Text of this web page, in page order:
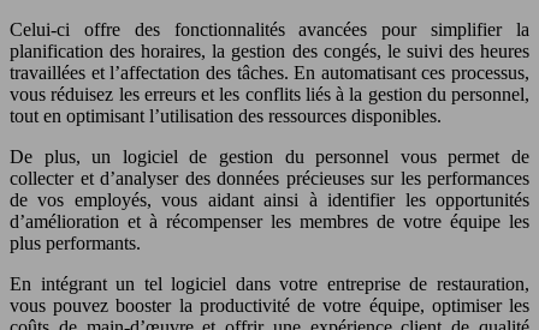
Celui-ci offre des fonctionnalités avancées pour simplifier la
planification des horaires, la gestion des congés, le suivi des heures
travaillées et l’affectation des tâches. En automatisant ces processus,
vous réduisez les erreurs et les conflits liés à la gestion du personnel,
tout en optimisant l’utilisation des ressources disponibles.
De plus, un logiciel de gestion du personnel vous permet de
collecter et d’analyser des données précieuses sur les performances
de vos employés, vous aidant ainsi à identifier les opportunités
d’amélioration et à récompenser les membres de votre équipe les
plus performants.
En intégrant un tel logiciel dans votre entreprise de restauration,
vous pouvez booster la productivité de votre équipe, optimiser les